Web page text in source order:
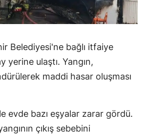
Belediyesi'ne bağlı itfaiye
yerine ulaştı. Yangın,
maddi hasar oluşması
evde bazı eşyalar zarar gördü.
çıkış sebebini